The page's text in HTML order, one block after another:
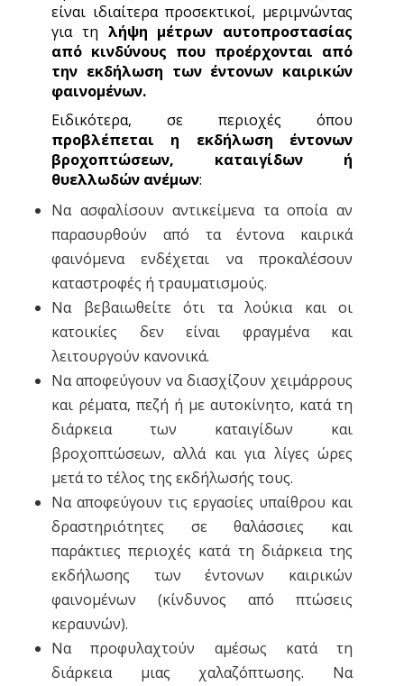
είναι ιδιαίτερα προσεκτικοί, μεριμνώντας
για τη λήψη μέτρων αυτοπροστασίας
από κινδύνους που προέρχονται από
την εκδήλωση των έντονων καιρικών
φαινομένων.
Ειδικότερα, σε περιοχές όπου
προβλέπεται η εκδήλωση έντονων
βροχοπτώσεων, καταιγίδων ή
θυελλωδών ανέμων:
Να ασφαλίσουν αντικείμενα τα οποία αν
παρασυρθούν από τα έντονα καιρικά
φαινόμενα ενδέχεται να προκαλέσουν
καταστροφές ή τραυματισμούς.
Να βεβαιωθείτε ότι τα λούκια και οι
κατοικίες δεν είναι φραγμένα και
λειτουργούν κανονικά.
Να αποφεύγουν να διασχίζουν χειμάρρους
και ρέματα, πεζή ή με αυτοκίνητο, κατά τη
διάρκεια των καταιγίδων και
βροχοπτώσεων, αλλά και για λίγες ώρες
μετά το τέλος της εκδήλωσής τους.
Να αποφεύγουν τις εργασίες υπαίθρου και
δραστηριότητες σε θαλάσσιες και
παράκτιες περιοχές κατά τη διάρκεια της
εκδήλωσης των έντονων καιρικών
φαινομένων (κίνδυνος από πτώσεις
κεραυνών).
Να προφυλαχτούν αμέσως κατά τη
διάρκεια μιας χαλαζόπτωσης. Να